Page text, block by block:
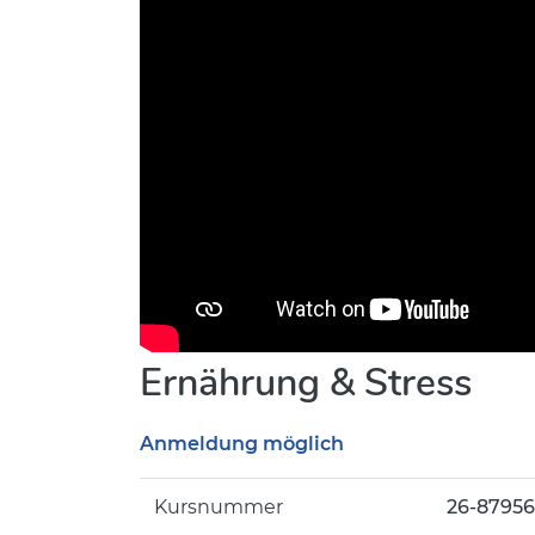
Ernährung & Stress
Anmeldung möglich
Kursnummer 26-